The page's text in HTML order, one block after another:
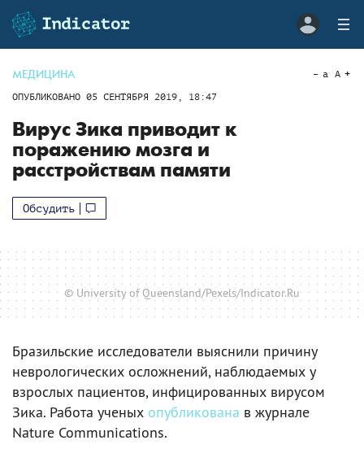
МЕДИЦИНА
ОПУБЛИКОВАНО 05 СЕНТЯБРЯ 2019, 18:47
a A
Вирус Зика приводит к
поражению мозга и
расстройствам памяти
Обсудить
© University of Queensland/Pexels/Indicator.Ru
Бразильские исследователи выяснили причину
неврологических осложнений, наблюдаемых у
взрослых пациентов, инфицированных вирусом
Зика. Работа ученых опубликована в журнале
Nature Communications.